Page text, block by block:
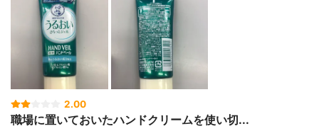
2.00
職場に置いておいたハンドクリームを使い切...